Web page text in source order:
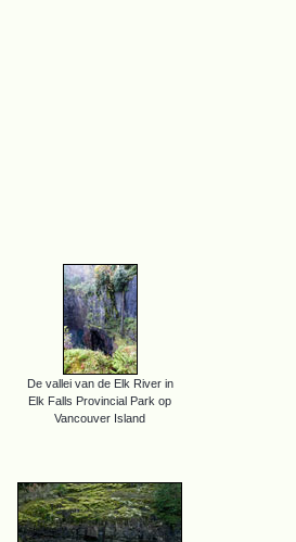
De vallei van de Elk River in
Elk Falls Provincial Park op
Vancouver Island